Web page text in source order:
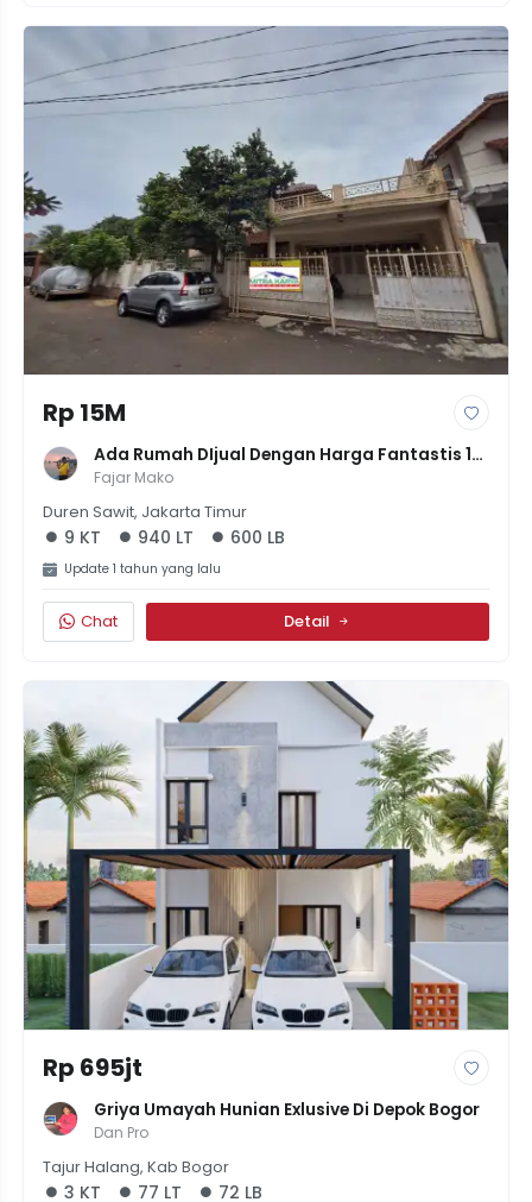
Rp 15M
Ada Rumah DIjual Dengan Harga Fantastis 15
Miliyar Tanah Segaban
Fajar Mako
Duren Sawit, Jakarta Timur
9 KT 940 LT 600 LB
Update 1 tahun yang lalu
Chat Detail
Rp 695jt
Griya Umayah Hunian Exlusive Di Depok Bogor
Dan Pro
Tajur Halang, Kab Bogor
3 KT 77 LT 72 LB